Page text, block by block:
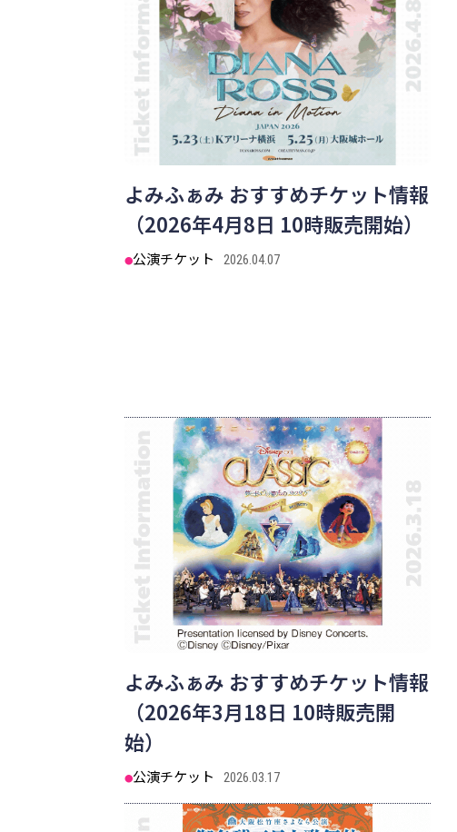
よみふぁみ おすすめチケット情報
（2026年4月8日 10時販売開始）
公演チケット 2026.04.07
よみふぁみ おすすめチケット情報
（2026年3月18日 10時販売開
始）
公演チケット 2026.03.17